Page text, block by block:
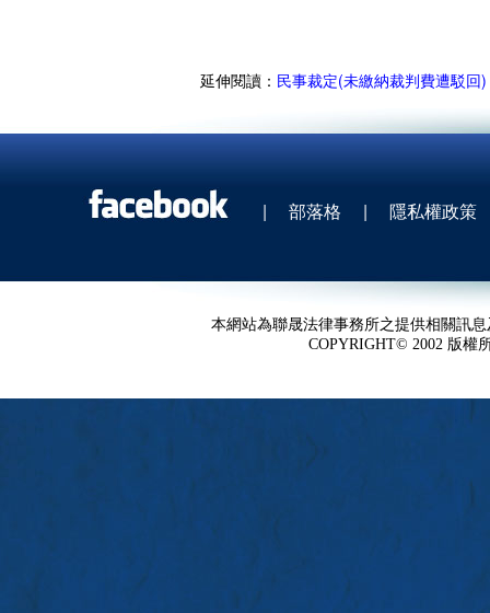
延伸閱讀： 民事裁定(未繳納裁判費遭駁回)
| 部落格 | 隱私權政策
本網站為聯晟法律事務所之提供相關訊
COPYRIGHT© 2002 版權